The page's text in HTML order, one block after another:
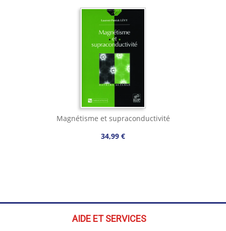
Magnétisme et supraconductivité
34,99 €
AIDE ET SERVICES